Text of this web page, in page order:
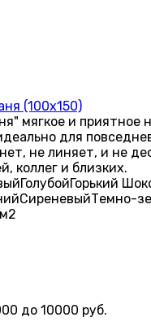
(100х150)
мягкое и
для
не линяет, и не
коллег и близких.
ГолубойГорький
СиреневыйТемно-